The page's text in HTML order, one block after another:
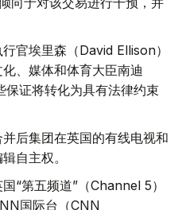
官埃里森（David Ellison）
、媒体和体育大臣南迪
保证将转化为具有法律约束
后集团在英国的有线电视和
自主权。
“第五频道”（Channel 5）
国际台（CNN